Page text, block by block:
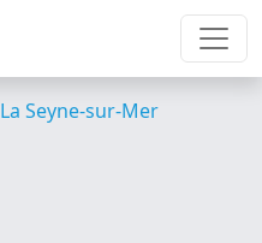
La Seyne-sur-Mer